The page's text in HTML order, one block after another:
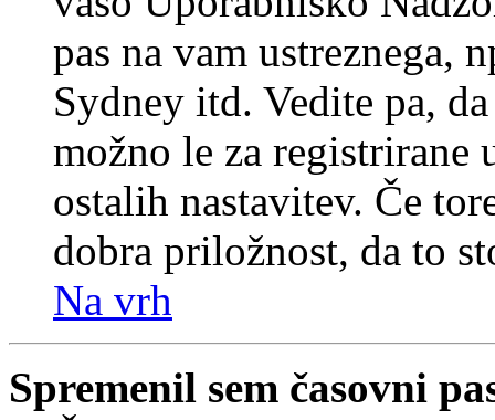
pas na vam ustreznega,
Sydney itd. Vedite pa,
možno le za registrirane
ostalih nastavitev. Če
dobra priložnost, da to
Na vrh
Spremenil sem časovni